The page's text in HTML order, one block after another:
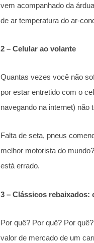
vem acompanhado da
de ar temperatura do ar-
2 – Celular ao volante
Quantas vezes você não
por estar entretido com o
navegando na internet) não
Falta de seta, pneus
melhor motorista do
está errado.
3 – Clássicos rebaixados:
Por quê? Por quê? Por
valor de mercado de um